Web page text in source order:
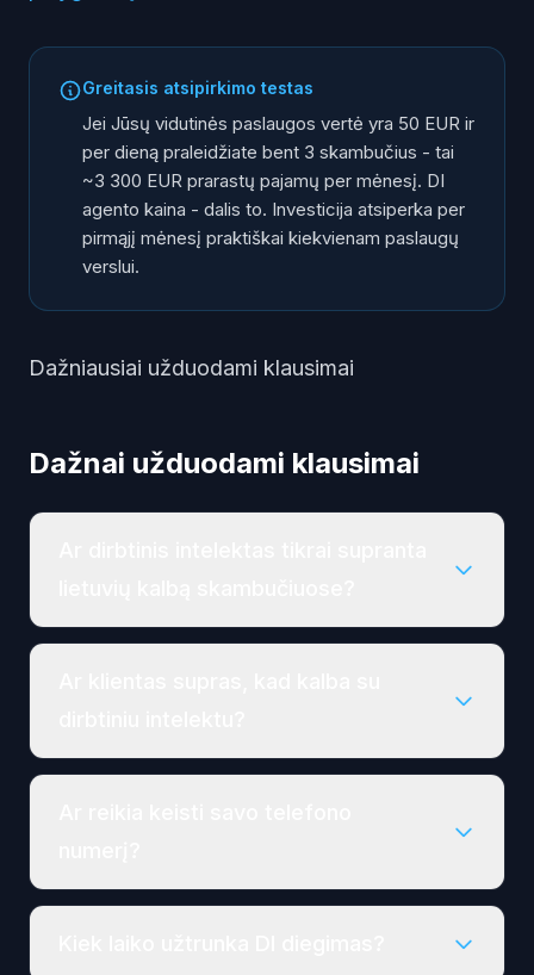
Greitasis atsipirkimo testas
Jei Jūsų vidutinės paslaugos vertė yra 50 EUR ir
per dieną praleidžiate bent 3 skambučius - tai
~3 300 EUR prarastų pajamų per mėnesį. DI
agento kaina - dalis to. Investicija atsiperka per
pirmąjį mėnesį praktiškai kiekvienam paslaugų
verslui.
Dažniausiai užduodami klausimai
Dažnai užduodami klausimai